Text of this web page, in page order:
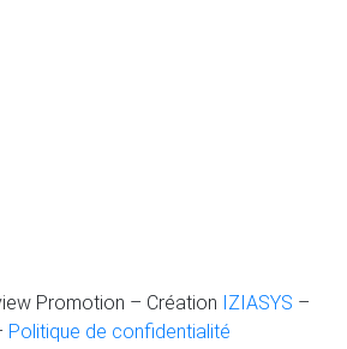
Promotion – Création IZIASYS –
Politique de confidentialité